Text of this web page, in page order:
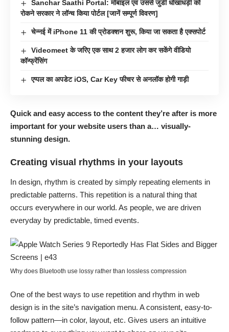
Sanchar Saathi Portal: मोबाइल एवं उससे जुडी धोखाधड़ी को
रोकने सरकार ने लॉन्च किया पोर्टल [जानें सम्पूर्ण विवरण]
चेन्नई में iPhone 11 की प्रोडक्शन शुरू, किया जा सकता है एक्सपोर्ट
Videomeet के जरिए एक साथ 2 हजार लोग कर सकेंगे वीडियो
कॉन्फ्रेंसिंग
एप्पल का अपडेट iOS, Car Key फीचर से अनलॉक होगी गाड़ी
Quick and easy access to the content they’re after is more
important for your website users than a… visually-
stunning design.
Creating visual rhythms in your layouts
In design, rhythm is created by simply repeating elements in
predictable patterns. This repetition is a natural thing that
occurs everywhere in our world. As people, we are driven
everyday by predictable, timed events.
Why does Bluetooth use lossy rather than lossless compression
One of the best ways to use repetition and rhythm in web
design is in the site’s navigation menu. A consistent, easy-to-
follow pattern—in color, layout, etc. Gives users an intuitive